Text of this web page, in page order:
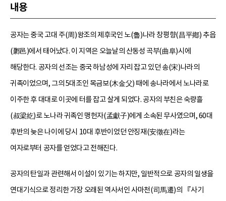
내용
공자는 중국 고대 주(周)왕조의 제후국인 노(魯)나라 창평향(昌平鄕) 추읍
(鄹邑)에서 태어났다. 이 지역은 오늘날의 산동성 곡부(曲阜)시에
해당한다. 공자의 선조는 중국 하남성에 자리 잡고 있던 송(宋)나라의
귀족이었으며, 그의 5대조인 목금보(木金父) 때에 송나라에서 노나라로
이주한 후 대대로 이곳에 터를 잡고 살게 되었다. 공자의 부친은 숙량흘
(叔梁紇)로 노나라 귀족인 맹헌자(孟獻子)에게 소속된 무사였으며, 60대
후반의 늦은 나이에 당시 10대 후반이었던 안징재(安徵在)라는
여자로부터 공자를 얻었다고 전해진다.
공자의 탄일과 관련해서 이설이 있기는 하지만, 일반적으로 공자의 일생을
연대기식으로 정리한 가장 오래된 역사서인 사마천(司馬遷)의 『사기